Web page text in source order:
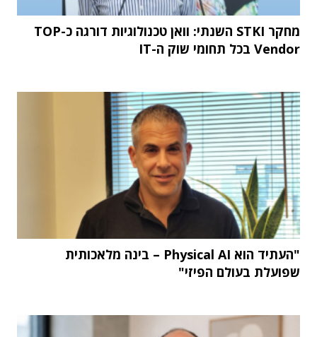
מחקר STKI השנתי: וואן טכנולוגיות דורגה כ-TOP
Vendor בכל תחומי שוק ה-IT
"העתיד הוא Physical AI – בינה מלאכותית
שפועלת בעולם הפיזי"